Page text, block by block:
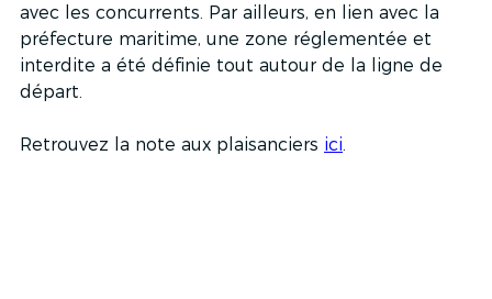
avec les concurrents. Par ailleurs, en lien avec la
préfecture maritime, une zone réglementée et
interdite a été définie tout autour de la ligne de
départ.
Retrouvez la note aux plaisanciers ici.